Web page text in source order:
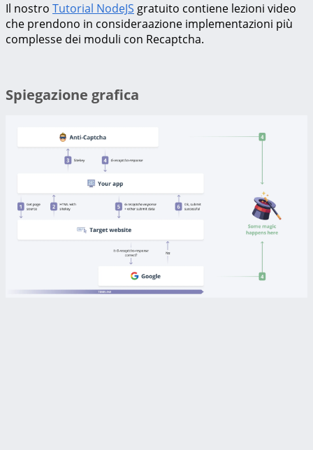
Il nostro Tutorial NodeJS gratuito contiene lezioni video
che prendono in consideraazione implementazioni più
complesse dei moduli con Recaptcha.
Spiegazione grafica